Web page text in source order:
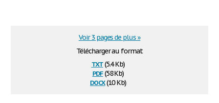
Télécharger au format
txt(5.4 Kb)
pdf(58 Kb)
docx(10 Kb)
Voir 3 pages de plus »